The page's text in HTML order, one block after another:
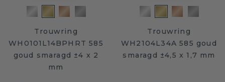
Trouwring
WH0101L14BPHRT 585
goud smaragd ±4 x 2
mm
Trouwring
WH2104L34A 585 goud
smaragd ±4,5 x 1,7 mm